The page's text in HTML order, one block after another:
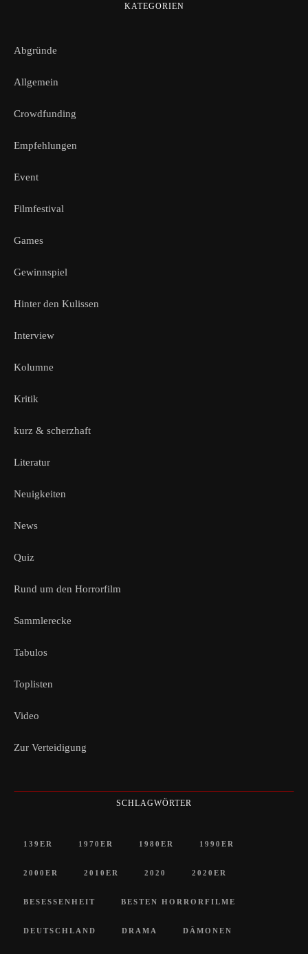
KATEGORIEN
Abgründe
Allgemein
Crowdfunding
Empfehlungen
Event
Filmfestival
Games
Gewinnspiel
Hinter den Kulissen
Interview
Kolumne
Kritik
kurz & scherzhaft
Literatur
Neuigkeiten
News
Quiz
Rund um den Horrorfilm
Sammlerecke
Tabulos
Toplisten
Video
Zur Verteidigung
SCHLAGWÖRTER
139ER 1970ER 1980ER 1990ER
2000ER 2010ER 2020 2020ER
BESESSENHEIT BESTEN HORRORFILME
DEUTSCHLAND DRAMA DÄMONEN